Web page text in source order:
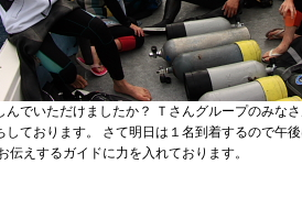
でいただけましたか？ Ｔさんグループのみな
ております。 さて明日は１名到着するので午
えするガイドに力を入れております。